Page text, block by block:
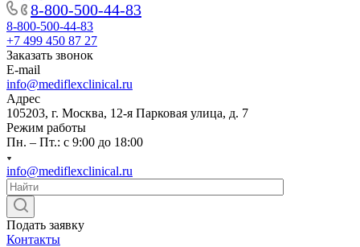
8-800-500-44-83
8-800-500-44-83
+7 499 450 87 27
Заказать звонок
E-mail
info@mediflexclinical.ru
Адрес
105203, г. Москва, 12-я Парковая улица, д. 7
Режим работы
Пн. – Пт.: с 9:00 до 18:00
info@mediflexclinical.ru
Подать заявку
Контакты